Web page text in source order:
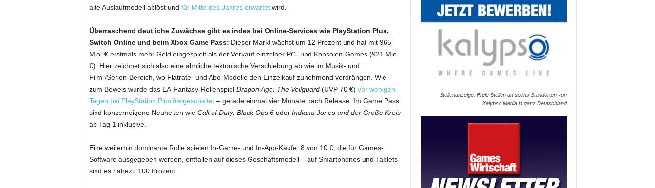
alte Auslaufmodell ablöst und für Mitte des Jahres erwartetwird.
Überraschend deutliche Zuwächse gibt es indes bei Online-Services wie PlayStation Plus,
Switch Online und beim Xbox Game Pass: Dieser Markt wächst um 12 Prozent und hat mit 965
Mio. € erstmals mehr Geld eingespielt als der Verkauf einzelner PC- und Konsolen-Games (921 Mio.
€). Hier zeichnet sich also eine ähnliche tektonische Verschiebung ab wie im Musik- und
Film-/Serien-Bereich, wo Flatrate- und Abo-Modelle den Einzelkauf zunehmend verdrängen. Wie
zum Beweis wurde das EA-Fantasy-Rollenspiel Dragon Age: The Veilguard(UVP 70 €) vor wenigen
Tagen bei PlayStation Plus freigeschaltet– gerade einmal vier Monate nach Release. Im Game Pass
sind konzerneigene Neuheiten wie Call of Duty: Black Ops 6oder Indiana Jones und der Große Kreis
ab Tag 1 inklusive.
Eine weiterhin dominante Rolle spielen In-Game- und In-App-Käufe: 8 von 10 €, die für Games-
Software ausgegeben werden, entfallen auf dieses Geschäftsmodell – auf Smartphones und Tablets
sind es nahezu 100 Prozent.
Stellenanzeige: Freie Stellen an sechs Standorten von
Kalypso Media in ganz Deutschland